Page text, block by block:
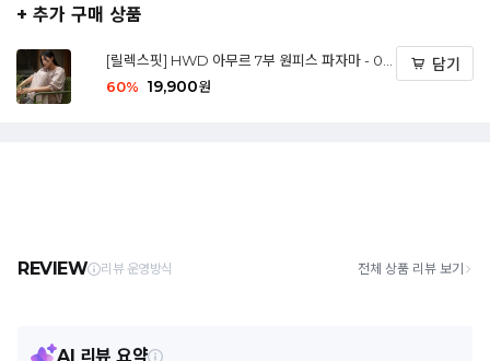
+ 추가 구매 상품
[릴렉스핏] HWD 아무르 7부 원피스 파자마 - 02
Soft flower (M/L)
60% 19,900원
담기